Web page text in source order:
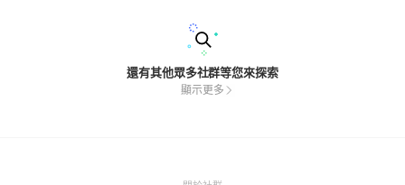
還有其他眾多社群等您來探索
顯示更多